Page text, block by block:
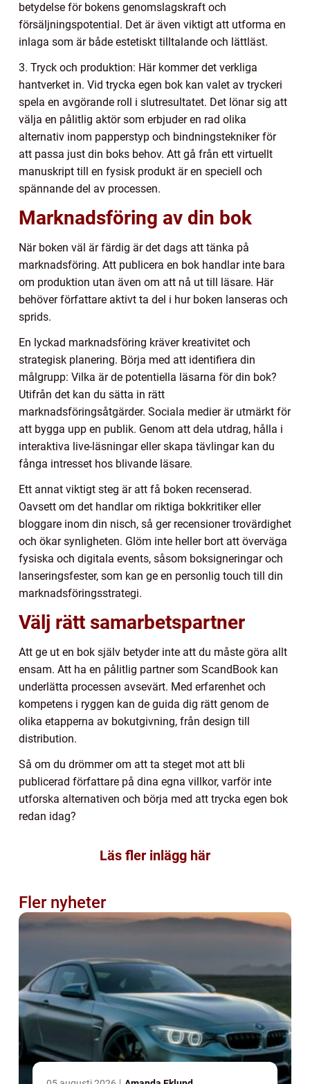
betydelse för bokens genomslagskraft och
försäljningspotential. Det är även viktigt att utforma en
inlaga som är både estetiskt tilltalande och lättläst.
3. Tryck och produktion: Här kommer det verkliga
hantverket in. Vid trycka egen bok kan valet av tryckeri
spela en avgörande roll i slutresultatet. Det lönar sig att
välja en pålitlig aktör som erbjuder en rad olika
alternativ inom papperstyp och bindningstekniker för
att passa just din boks behov. Att gå från ett virtuellt
manuskript till en fysisk produkt är en speciell och
spännande del av processen.
Marknadsföring av din bok
När boken väl är färdig är det dags att tänka på
marknadsföring. Att publicera en bok handlar inte bara
om produktion utan även om att nå ut till läsare. Här
behöver författare aktivt ta del i hur boken lanseras och
sprids.
En lyckad marknadsföring kräver kreativitet och
strategisk planering. Börja med att identifiera din
målgrupp: Vilka är de potentiella läsarna för din bok?
Utifrån det kan du sätta in rätt
marknadsföringsåtgärder. Sociala medier är utmärkt för
att bygga upp en publik. Genom att dela utdrag, hålla i
interaktiva live-läsningar eller skapa tävlingar kan du
fånga intresset hos blivande läsare.
Ett annat viktigt steg är att få boken recenserad.
Oavsett om det handlar om riktiga bokkritiker eller
bloggare inom din nisch, så ger recensioner trovärdighet
och ökar synligheten. Glöm inte heller bort att överväga
fysiska och digitala events, såsom boksigneringar och
lanseringsfester, som kan ge en personlig touch till din
marknadsföringsstrategi.
Välj rätt samarbetspartner
Att ge ut en bok själv betyder inte att du måste göra allt
ensam. Att ha en pålitlig partner som ScandBook kan
underlätta processen avsevärt. Med erfarenhet och
kompetens i ryggen kan de guida dig rätt genom de
olika etapperna av bokutgivning, från design till
distribution.
Så om du drömmer om att ta steget mot att bli
publicerad författare på dina egna villkor, varför inte
utforska alternativen och börja med att trycka egen bok
redan idag?
Läs fler inlägg här
Fler nyheter